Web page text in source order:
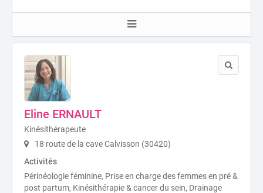
Eline ERNAULT
Kinésithérapeute
18 route de la cave Calvisson (30420)
Activités
Périnéologie féminine, Prise en charge des femmes en pré &
post partum, Kinésithérapie & cancer du sein, Drainage